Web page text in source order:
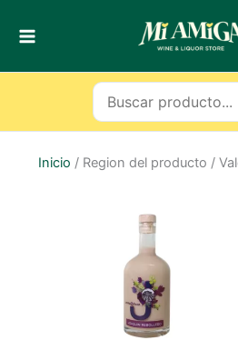
Inicio / Region del producto /